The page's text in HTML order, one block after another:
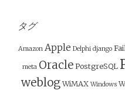
ゲ
ー
シ
ョ
ン
タグ
Amazon Apple Delphi django
meta Oracle PostgreSQL
weblog WiMAX Windows